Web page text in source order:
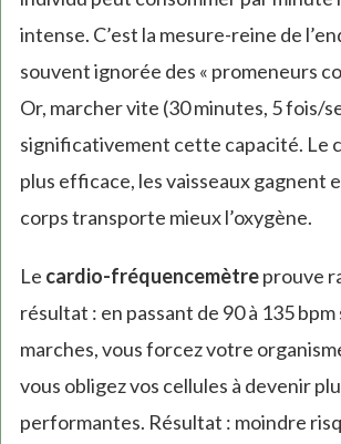
intense. C’est la mesure-reine de
souvent ignorée des « promeneurs
Or, marcher vite (30 minutes, 5 fois/
significativement cette capacité. Le
plus efficace, les vaisseaux gagnent
corps transporte mieux l’oxygène.
Le cardio-fréquencemètreprouve
résultat : en passant de 90 à 135 bpm
marches, vous forcez votre
vous obligez vos cellules à devenir
performantes. Résultat : moindre